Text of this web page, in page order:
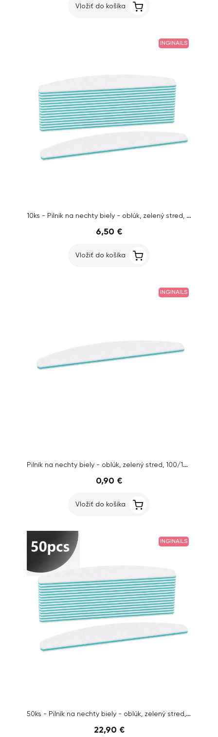
Vložiť do košíka
INGINAILS
10ks - Pilník na nechty biely - oblúk, zelený stred, 100/180
6,50 €
Vložiť do košíka
INGINAILS
Pilník na nechty biely - oblúk, zelený stred, 100/180
0,90 €
Vložiť do košíka
INGINAILS
50ks - Pilník na nechty biely - oblúk, zelený stred, 100/180
22,90 €